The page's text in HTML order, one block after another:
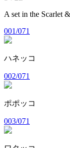
A set in the Scarlet
001/071
ハネッコ
002/071
ポポッコ
003/071